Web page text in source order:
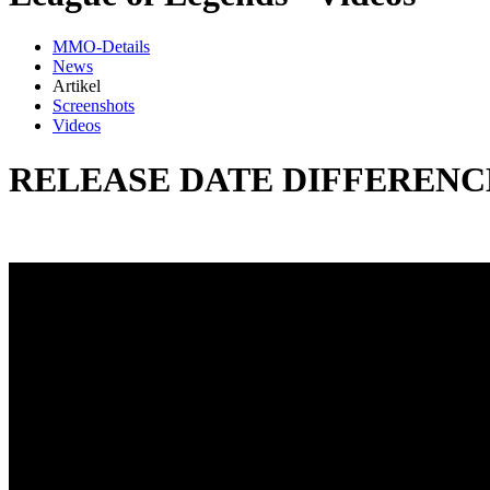
MMO-Details
News
Artikel
Screenshots
Videos
RELEASE DATE